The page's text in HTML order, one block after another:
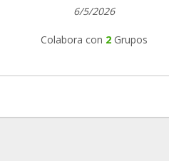
6/5/2026
Colabora con 2 Grupos